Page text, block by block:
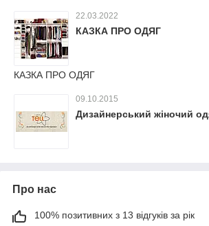
22.03.2022
КАЗКА ПРО ОДЯГ
КАЗКА ПРО ОДЯГ
09.10.2015
Дизайнерський жіночий
Про нас
100% позитивних з 13 відгуків за рік